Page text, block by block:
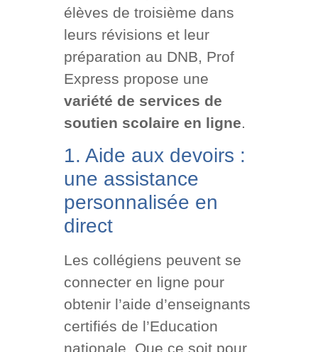
élèves de troisième dans
leurs révisions et leur
préparation au DNB, Prof
Express propose une
variété de services de
soutien scolaire en ligne.
1. Aide aux devoirs :
une assistance
personnalisée en
direct
Les collégiens peuvent se
connecter en ligne pour
obtenir l’aide d’enseignants
certifiés de l’Education
nationale. Que ce soit pour